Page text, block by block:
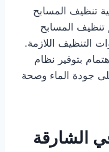
تنظيف المسابح
المسابح
التنظيف اللازمة.
بتوفير نظام
جودة الماء وصحة
الشارقة